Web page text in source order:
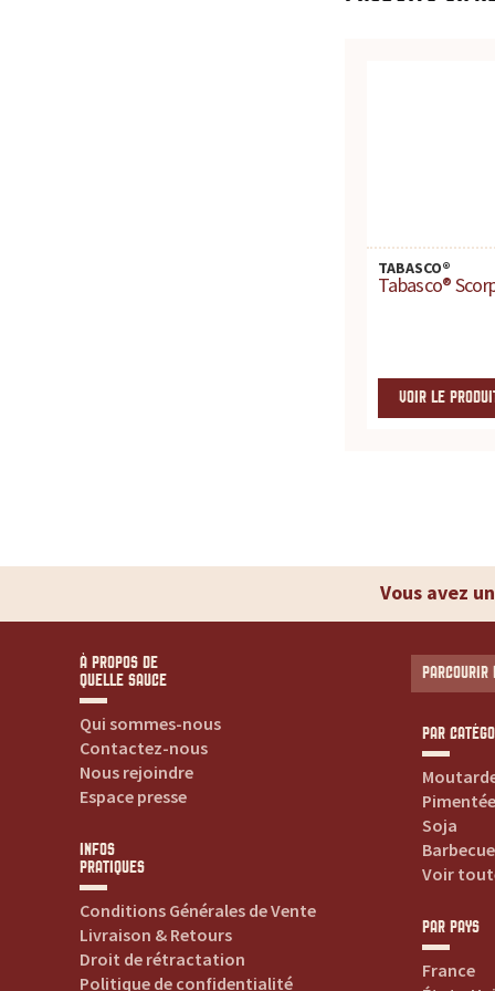
v
o
s
s
a
u
c
TABASCO®
Tabasco®
VOIR LE
Vous avez
À PROPOS DE
QUELLE SAUCE
Qui sommes-nous
Contactez-nous
Nous rejoindre
Espace presse
INFOS
PRATIQUES
Conditions Générales de Vente
Livraison & Retours
Droit de rétractation
Politique de confidentialité
PAR
Pimentée
Soja
Barbecue
Voir
PAR PAYS
France